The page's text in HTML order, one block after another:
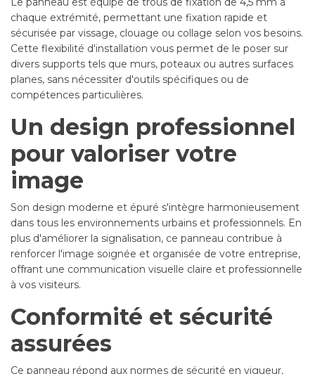
chaque extrémité, permettant une fixation rapide et
sécurisée par vissage, clouage ou collage selon vos besoins.
Cette flexibilité d'installation vous permet de le poser sur
divers supports tels que murs, poteaux ou autres surfaces
planes, sans nécessiter d'outils spécifiques ou de
compétences particulières.
Un design professionnel
pour valoriser votre
image
Son design moderne et épuré s'intègre harmonieusement
dans tous les environnements urbains et professionnels. En
plus d'améliorer la signalisation, ce panneau contribue à
renforcer l'image soignée et organisée de votre entreprise,
offrant une communication visuelle claire et professionnelle
à vos visiteurs.
Conformité et sécurité
assurées
Ce panneau répond aux normes de sécurité en vigueur,